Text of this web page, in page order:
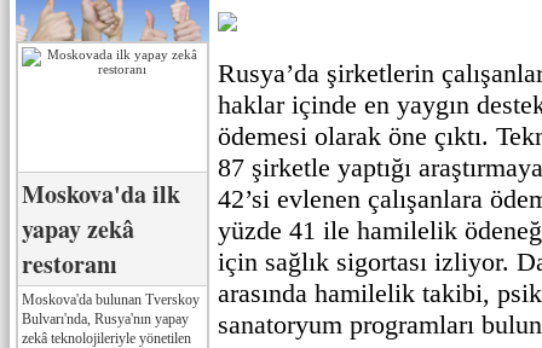
Moskova'da ilk
yapay zekâ
restoranı
Moskova'da bulunan Tverskoy
Bulvarı'nda, Rusya'nın yapay
zekâ teknolojileriyle yönetilen
Rusya’da şirketlerin
haklar içinde en yaygın
ödemesi olarak öne çıktı.
87 şirketle yaptığı
42’si evlenen çalışanlara
yüzde 41 ile hamilelik
için sağlık sigortası izliyor.
arasında hamilelik takibi,
sanatoryum programları